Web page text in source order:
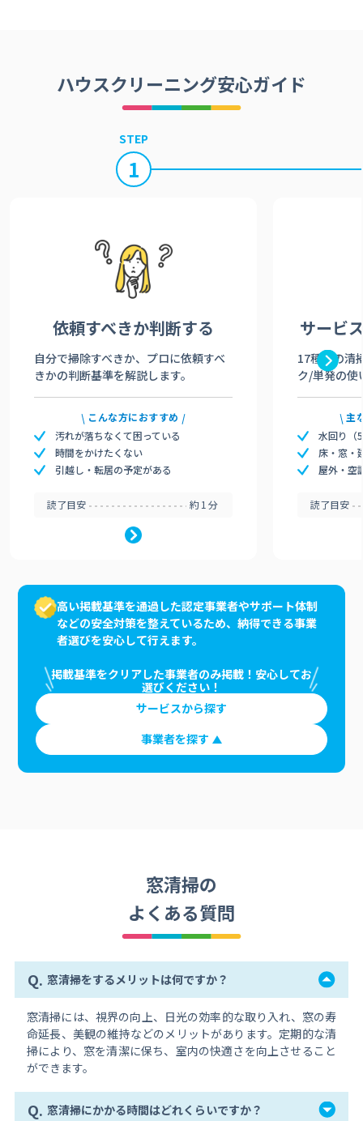
ハウスクリーニング安心ガイド
STEP
1
依頼すべきか判断する
自分で掃除すべきか、プロに依頼すべ
きかの判断基準を解説します。
こんな方におすすめ
汚れが落ちなくて困っている
時間をかけたくない
引越し・転居の予定がある
読了目安 約1分
サービ
17種類の清
ク/単発の使
主
水回り（
床・窓・
屋外・空
読了目安
高い掲載基準を通過した認定事業者やサポート体制
などの安全対策を整えているため、納得できる事業
者選びを安心して行えます。
掲載基準をクリアした事業者のみ掲載！安心してお
選びください！
サービスから探す
事業者を探す
窓清掃の
よくある質問
Q. 窓清掃をするメリットは何ですか？
窓清掃には、視界の向上、日光の効率的な取り入れ、窓の寿
命延長、美観の維持などのメリットがあります。定期的な清
掃により、窓を清潔に保ち、室内の快適さを向上させること
ができます。
Q. 窓清掃にかかる時間はどれくらいですか？